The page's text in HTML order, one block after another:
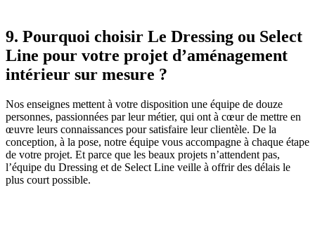
9. Pourquoi choisir Le Dressing ou Select
Line pour votre projet d’aménagement
intérieur sur mesure ?
Nos enseignes mettent à votre disposition une équipe de douze
personnes, passionnées par leur métier, qui ont à cœur de mettre en
œuvre leurs connaissances pour satisfaire leur clientèle. De la
conception, à la pose, notre équipe vous accompagne à chaque étape
de votre projet. Et parce que les beaux projets n’attendent pas,
l’équipe du Dressing et de Select Line veille à offrir des délais le
plus court possible.